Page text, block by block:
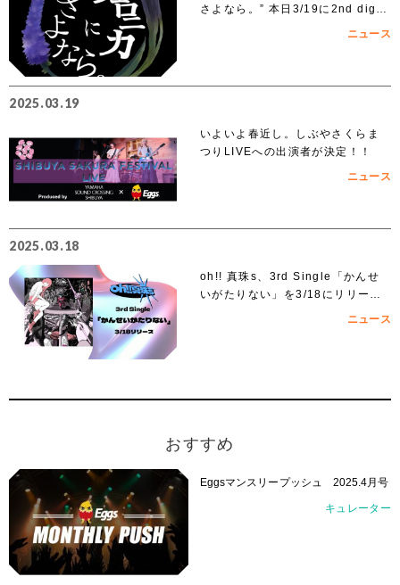
さよなら。” 本日3/19に2nd digit
ニュース
2025.03.19
いよいよ春近し。しぶやさくらま
つりLIVEへの出演者が決定！！
ニュース
2025.03.18
oh!! 真珠s、3rd Single「かんせ
いがたりない」を3/18にリリー
ニュース
おすすめ
Eggsマンスリープッシュ 2025.4月号
キュレーター